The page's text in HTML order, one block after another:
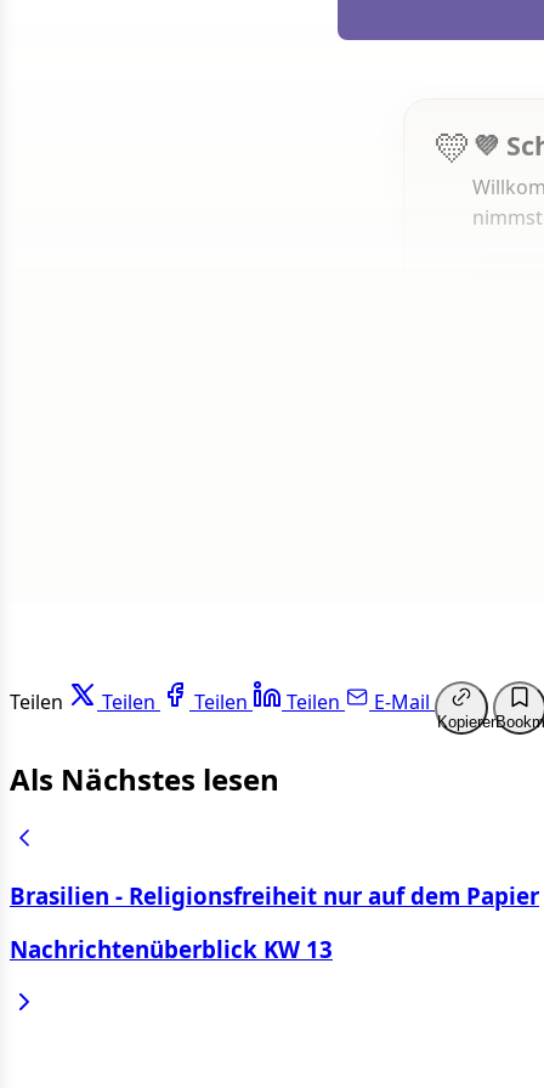
💛 💜
Teilen Teilen Teilen Teilen E-Mail
Kopieren
Als Nächstes lesen
Brasilien - Religionsfreiheit nur auf dem Papier
Nachrichtenüberblick KW 13